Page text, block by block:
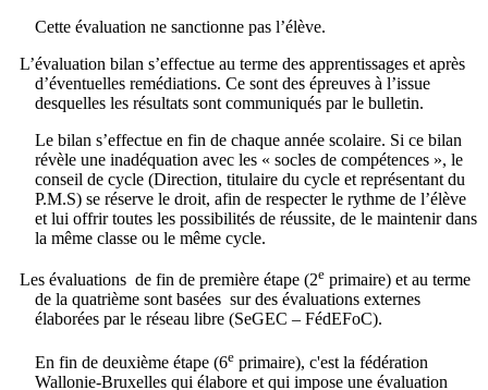
Cette évaluation ne sanctionne pas l’élève.
L’évaluation bilan s’effectue au terme des apprentissages et après
d’éventuelles remédiations. Ce sont des épreuves à l’issue
desquelles les résultats sont communiqués par le bulletin.
Le bilan s’effectue en fin de chaque année scolaire. Si ce bilan
révèle une inadéquation avec les « socles de compétences », le
conseil de cycle (Direction, titulaire du cycle et représentant du
P.M.S) se réserve le droit, afin de respecter le rythme de l’élève
et lui offrir toutes les possibilités de réussite, de le maintenir dans
la même classe ou le même cycle.
Les évaluations de fin de première étape (2e primaire) et au terme
de la quatrième sont basées sur des évaluations externes
élaborées par le réseau libre (SeGEC – FédEFoC).
En fin de deuxième étape (6e primaire), c'est la fédération
Wallonie-Bruxelles qui élabore et qui impose une évaluation